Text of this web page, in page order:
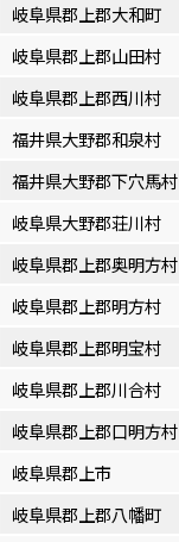
岐阜県郡上郡大和町
岐阜県郡上郡山田村
岐阜県郡上郡西川村
福井県大野郡和泉村
福井県大野郡下穴馬村
岐阜県大野郡荘川村
岐阜県郡上郡奥明方村
岐阜県郡上郡明方村
岐阜県郡上郡明宝村
岐阜県郡上郡川合村
岐阜県郡上郡口明方村
岐阜県郡上市
岐阜県郡上郡八幡町